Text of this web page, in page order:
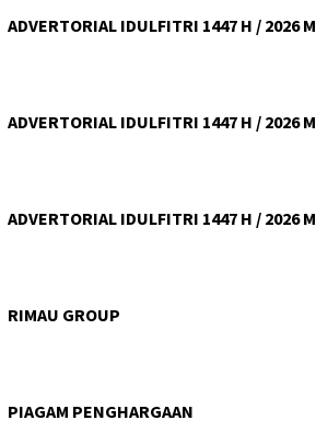
ADVERTORIAL IDULFITRI 1447 H / 2026 M
ADVERTORIAL IDULFITRI 1447 H / 2026 M
ADVERTORIAL IDULFITRI 1447 H / 2026 M
RIMAU GROUP
PIAGAM PENGHARGAAN